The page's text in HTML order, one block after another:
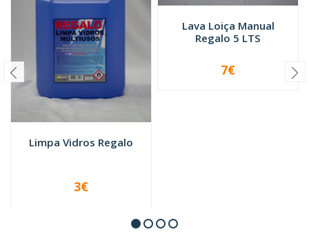
Limpa Vidros Regalo
VER OPÇÕES
3€
Lava Loiça Manual
Regalo 5 LTS
+
7€